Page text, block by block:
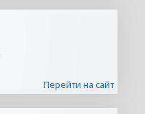
Перейти на сайт